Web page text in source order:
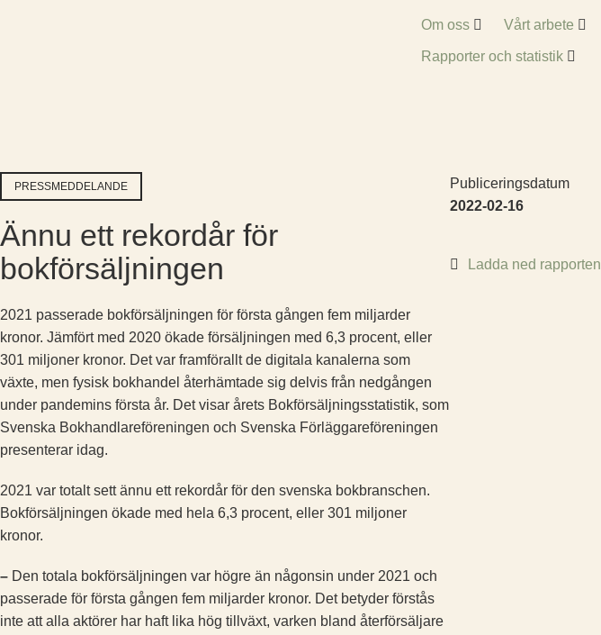
Om oss Vårt arbete
Rapporter och statistik
PRESSMEDDELANDE
Ännu ett rekordår för
bokförsäljningen
2021 passerade bokförsäljningen för första gången fem miljarder
kronor. Jämfört med 2020 ökade försäljningen med 6,3 procent, eller
301 miljoner kronor. Det var framförallt de digitala kanalerna som
växte, men fysisk bokhandel återhämtade sig delvis från nedgången
under pandemins första år. Det visar årets Bokförsäljningsstatistik, som
Svenska Bokhandlareföreningen och Svenska Förläggareföreningen
presenterar idag.
2021 var totalt sett ännu ett rekordår för den svenska bokbranschen.
Bokförsäljningen ökade med hela 6,3 procent, eller 301 miljoner
kronor.
– Den totala bokförsäljningen var högre än någonsin under 2021 och
passerade för första gången fem miljarder kronor. Det betyder förstås
inte att alla aktörer har haft lika hög tillväxt, varken bland återförsäljare
Publiceringsdatum
2022-02-16
Ladda ned rapporten